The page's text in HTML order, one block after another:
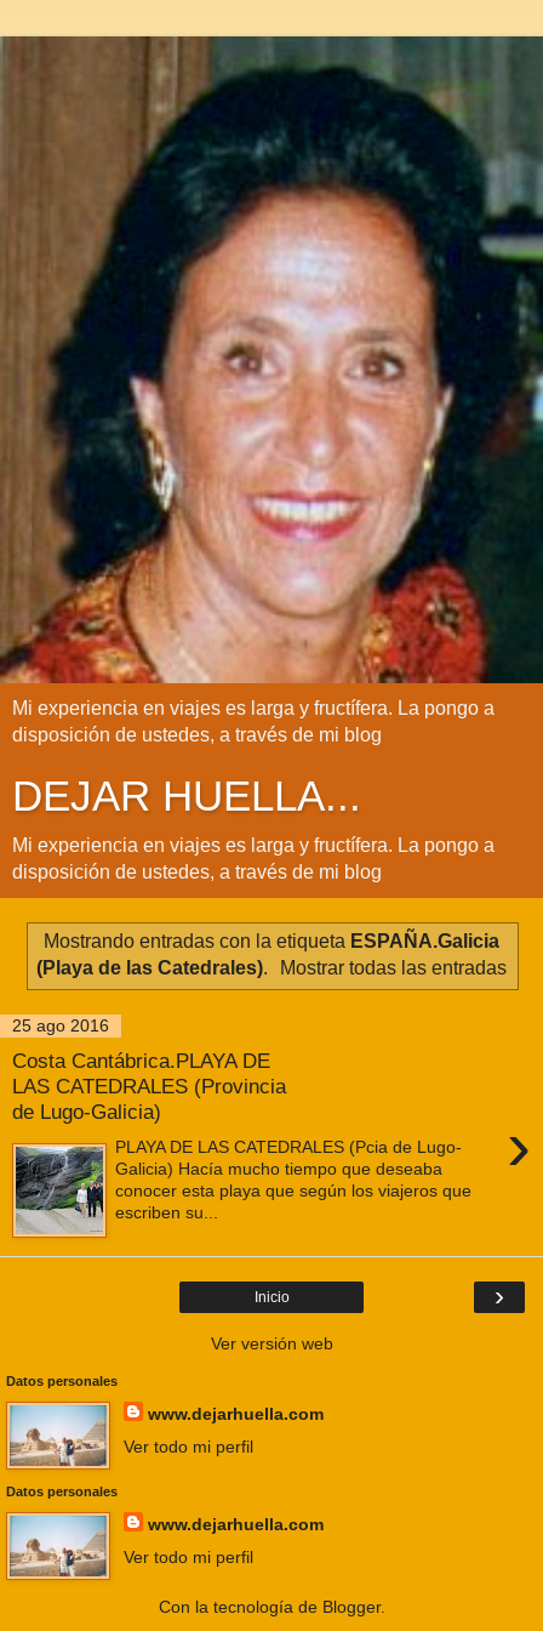
Mi experiencia en viajes es larga y fructífera. La pongo a
disposición de ustedes, a través de mi blog
DEJAR HUELLA...
Mi experiencia en viajes es larga y fructífera. La pongo a
disposición de ustedes, a través de mi blog
Mostrando entradas con la etiqueta ESPAÑA.Galicia
(Playa de las Catedrales). Mostrar todas las entradas
25 ago 2016
Costa Cantábrica.PLAYA DE
LAS CATEDRALES (Provincia
de Lugo-Galicia)
›
PLAYA DE LAS CATEDRALES (Pcia de Lugo-
Galicia) Hacía mucho tiempo que deseaba
conocer esta playa que según los viajeros que
escriben su...
›
Inicio
Ver versión web
Datos personales
www.dejarhuella.com
Ver todo mi perfil
Datos personales
www.dejarhuella.com
Ver todo mi perfil
Con la tecnología de Blogger.